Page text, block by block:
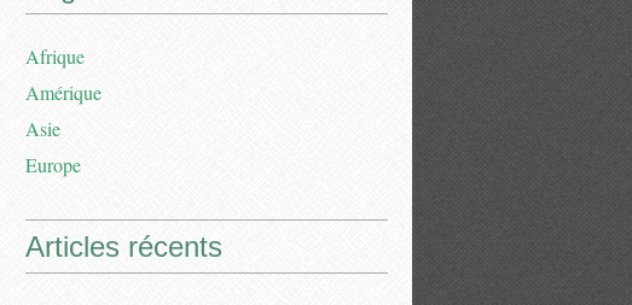
Afrique
Amérique
Asie
Europe
Articles récents